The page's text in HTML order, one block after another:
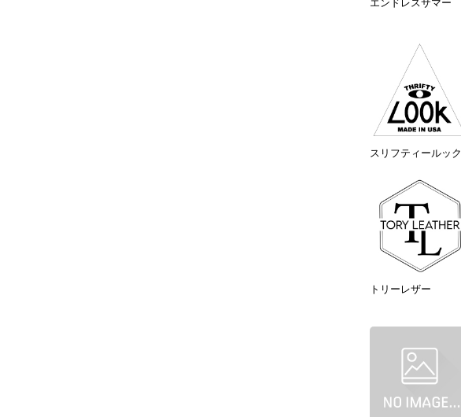
エンドレスサマー
スリフティールック
トリーレザー